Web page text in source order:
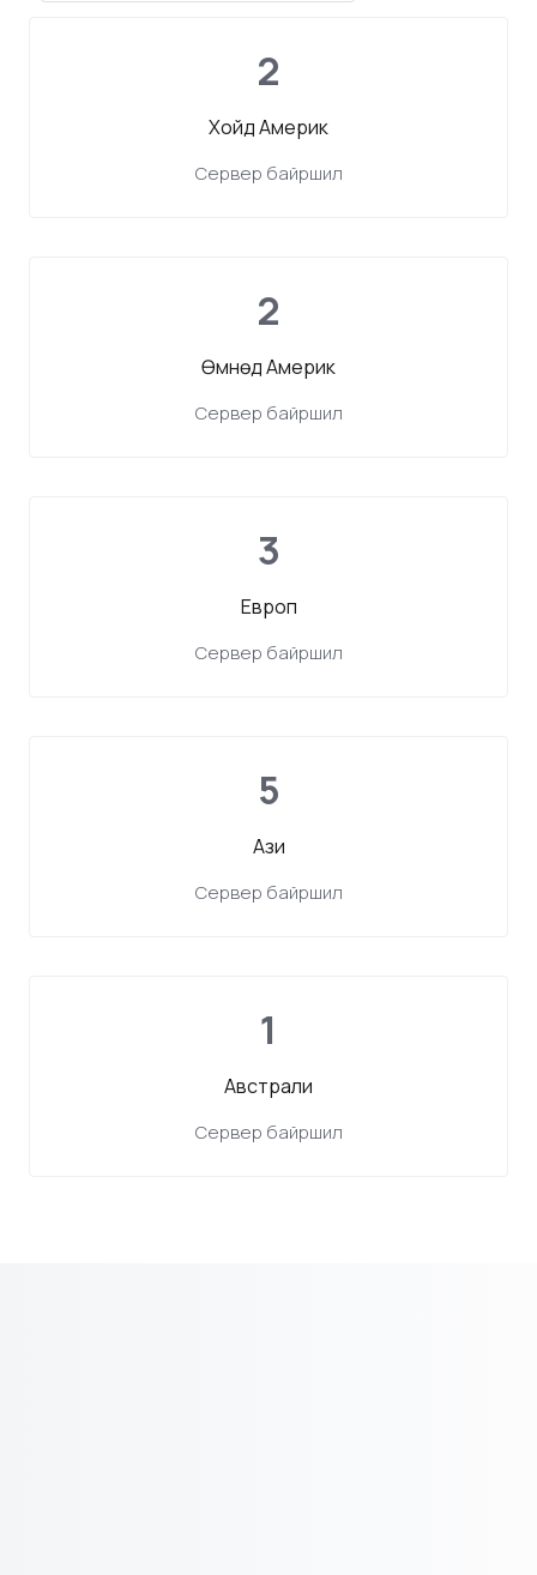
2
Хойд Америк
Сервер байршил
2
Өмнөд Америк
Сервер байршил
3
Европ
Сервер байршил
5
Ази
Сервер байршил
1
Австрали
Сервер байршил